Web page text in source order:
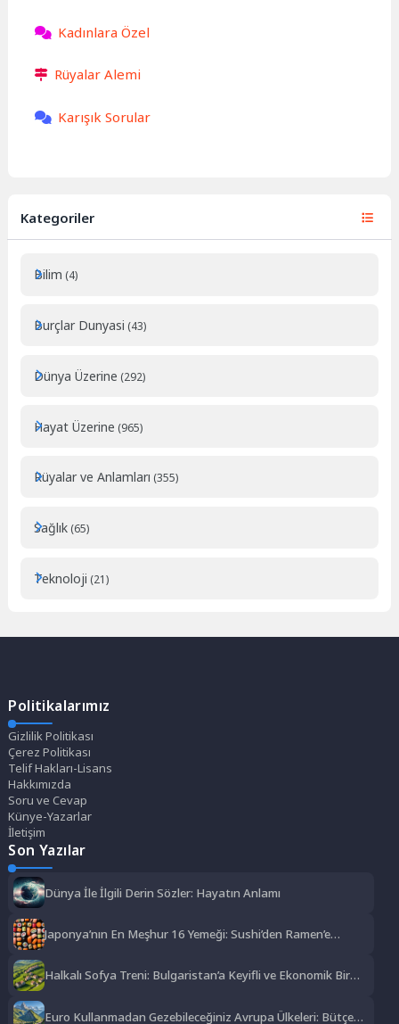
Kadınlara Özel
Rüyalar Alemi
Karışık Sorular
Kategoriler
Bilim (4)
Burçlar Dunyasi (43)
Dünya Üzerine (292)
Hayat Üzerine (965)
Rüyalar ve Anlamları (355)
Sağlık (65)
Teknoloji (21)
Politikalarımız
Gizlilik Politikası
Çerez Politikası
Telif Hakları-Lisans
Hakkımızda
Soru ve Cevap
Künye-Yazarlar
İletişim
Son Yazılar
Dünya İle İlgili Derin Sözler: Hayatın Anlamı
Japonya’nın En Meşhur 16 Yemeği: Sushi’den Ramen’e
Halkalı Sofya Treni: Bulgaristan’a Keyifli ve Ekonomik Bir
Euro Kullanmadan Gezebileceğiniz Avrupa Ülkeleri: Bütçe